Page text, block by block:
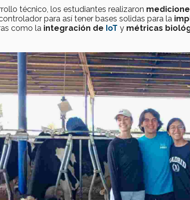
técnico, los estudiantes realizaron
para así tener bases solidas para la
como la integración de IoT y métricas